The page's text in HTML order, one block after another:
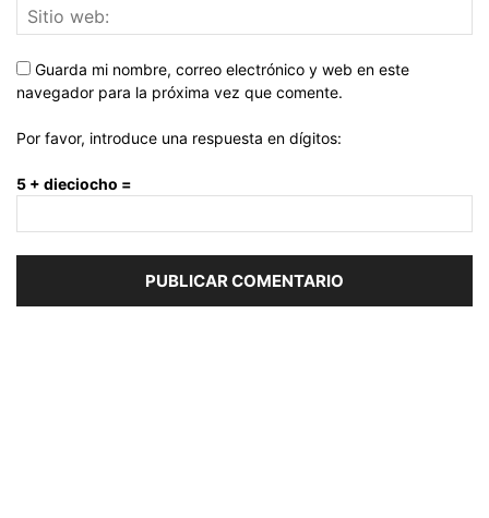
Guarda mi nombre, correo electrónico y web en este
navegador para la próxima vez que comente.
Por favor, introduce una respuesta en dígitos:
5 + dieciocho =